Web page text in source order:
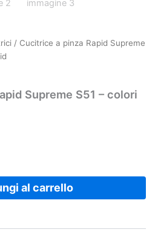
/ Cucitrice a pinza Rapid Supreme
Supreme S51 – colori
al carrello